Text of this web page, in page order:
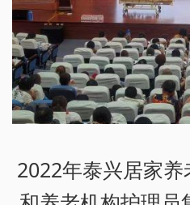
2022年泰兴居家